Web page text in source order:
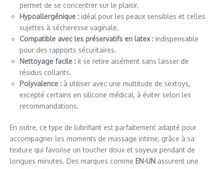
permet de se concentrer sur le plaisir.
Hypoallergénique : idéal pour les peaux sensibles et celles
sujettes à sécheresse vaginale.
Compatible avec les préservatifs en latex : indispensable
pour des rapports sécuritaires.
Nettoyage facile : il se retire aisément sans laisser de
résidus collants.
Polyvalence : à utiliser avec une multitude de sextoys,
excepté certains en silicone médical, à éviter selon les
recommandations.
En outre, ce type de lubrifiant est parfaitement adapté pour
accompagner les moments de massage intime, grâce à sa
texture qui favorise un toucher doux et soyeux pendant de
longues minutes. Des marques comme EN-UN assurent une